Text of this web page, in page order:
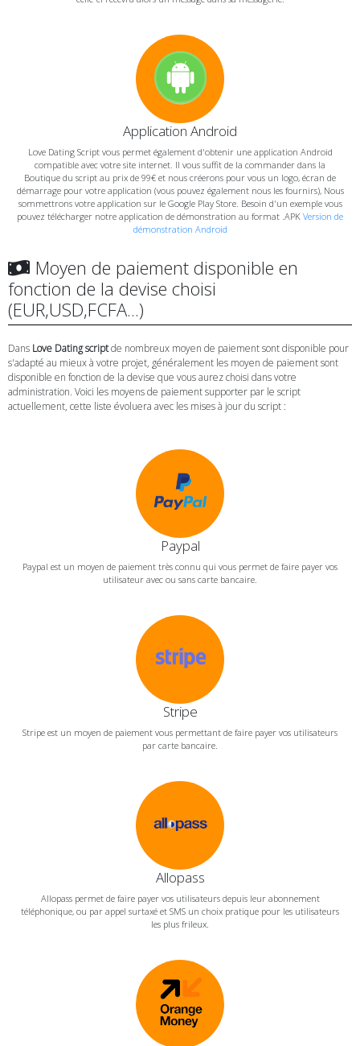
Application Android
Love Dating Script vous permet également d'obtenir une application Android
compatible avec votre site internet. Il vous suffit de la commander dans la
Boutique du script au prix de 99€ et nous créerons pour vous un logo, écran de
démarrage pour votre application (vous pouvez également nous les fournirs), Nous
sommettrons votre application sur le Google Play Store. Besoin d'un exemple vous
pouvez télécharger notre application de démonstration au format .APK Version de
démonstration Android
Moyen de paiement disponible en
fonction de la devise choisi
(EUR,USD,FCFA...)
Dans Love Dating scriptde nombreux moyen de paiement sont disponible pour
s'adapté au mieux à votre projet, généralement les moyen de paiement sont
disponible en fonction de la devise que vous aurez choisi dans votre
administration. Voici les moyens de paiement supporter par le script
actuellement, cette liste évoluera avec les mises à jour du script :
Paypal
Paypal est un moyen de paiement très connu qui vous permet de faire payer vos
utilisateur avec ou sans carte bancaire.
Stripe
Stripe est un moyen de paiement vous permettant de faire payer vos utilisateurs
par carte bancaire.
Allopass
Allopass permet de faire payer vos utilisateurs depuis leur abonnement
téléphonique, ou par appel surtaxé et SMS un choix pratique pour les utilisateurs
les plus frileux.